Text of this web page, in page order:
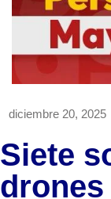
diciembre 20, 2025
Siete
drones